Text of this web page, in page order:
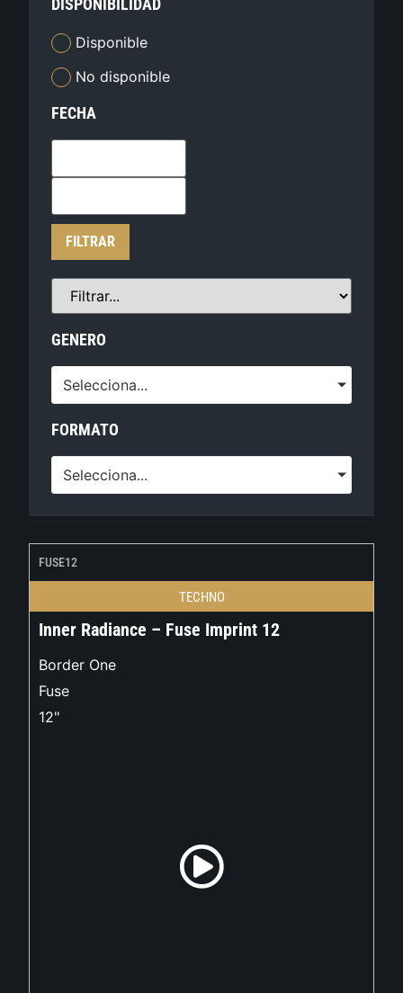
DISPONIBILIDAD
Disponible
No disponible
FECHA
FILTRAR
GENERO
Selecciona...
FORMATO
Selecciona...
FUSE12
TECHNO
Inner Radiance – Fuse Imprint 12
Border One
Fuse
12"